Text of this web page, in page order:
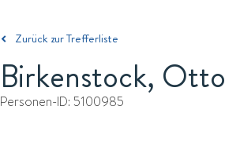
Zurück zur Trefferliste
Birkenstock, Otto
Personen-ID: 5100985